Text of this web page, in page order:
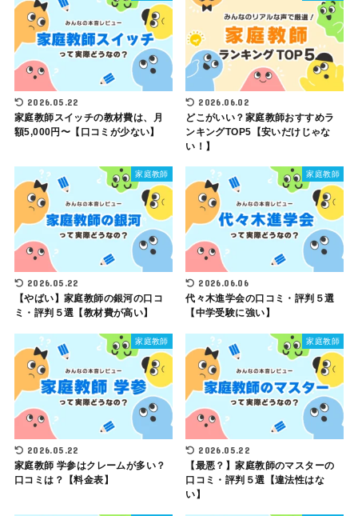
2026.05.22
家庭教師スイッチの教材費は、月
額5,000円〜【口コミが少ない】
2026.06.02
どこがいい？家庭教師おすすめラ
ンキングTOP5【安いだけじゃな
い！】
家庭教師
2026.05.22
【やばい】家庭教師の銀河の口コ
ミ・評判５選【教材費が高い】
家庭教師
2026.06.06
代々木進学会の口コミ・評判５選
【中学受験に強い】
家庭教師
2026.05.22
家庭教師 学参はクレームが多い？
口コミは？【料金表】
家庭教師
2026.05.22
【最悪？】家庭教師のマスターの
口コミ・評判５選【違法性はな
い】